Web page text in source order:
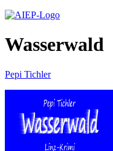
Wasserwald
Pepi Tichler